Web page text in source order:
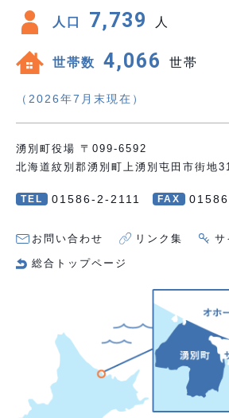
人口 7,739 人
世帯数 4,066 世帯
（2026年7月末現在）
湧別町役場 〒099-6592
北海道紋別郡湧別町上湧別屯田市街地
TEL 01586-2-2111 FAX
お問い合わせ リンク集 サ
総合トップページ